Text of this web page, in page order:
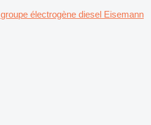
groupe électrogène diesel Eisemann